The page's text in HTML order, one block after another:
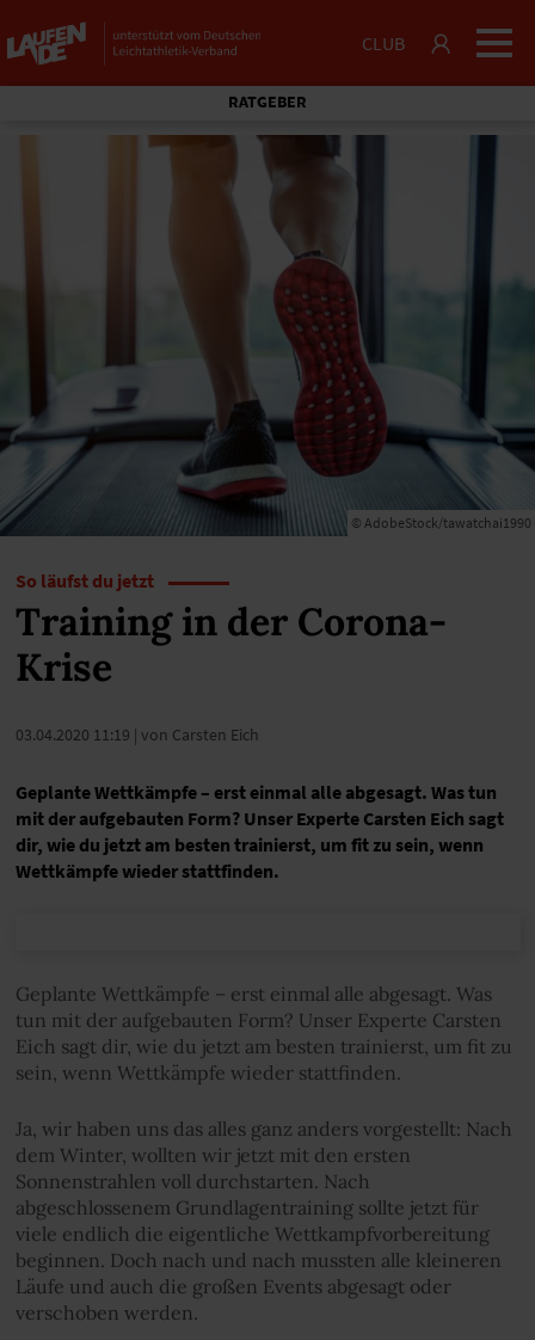
CLUB
RATGEBER
© AdobeStock/tawatchai1990
So läufst du jetzt
Training in der Corona-
Krise
03.04.2020 11:19 | von Carsten Eich
Geplante Wettkämpfe – erst einmal alle abgesagt. Was tun
mit der aufgebauten Form? Unser Experte Carsten Eich sagt
dir, wie du jetzt am besten trainierst, um fit zu sein, wenn
Wettkämpfe wieder stattfinden.
Geplante Wettkämpfe – erst einmal alle abgesagt. Was
tun mit der aufgebauten Form? Unser Experte Carsten
Eich sagt dir, wie du jetzt am besten trainierst, um fit zu
sein, wenn Wettkämpfe wieder stattfinden.
Ja, wir haben uns das alles ganz anders vorgestellt: Nach
dem Winter, wollten wir jetzt mit den ersten
Sonnenstrahlen voll durchstarten. Nach
abgeschlossenem Grundlagentraining sollte jetzt für
viele endlich die eigentliche Wettkampfvorbereitung
beginnen. Doch nach und nach mussten alle kleineren
Läufe und auch die großen Events abgesagt oder
verschoben werden.